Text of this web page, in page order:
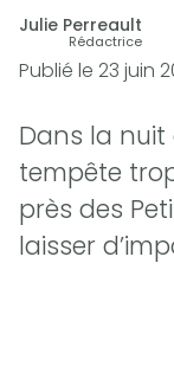
Julie Perreault
Rédactrice
Publié le 23 juin
Dans la nuit
tempête
près des
laisser